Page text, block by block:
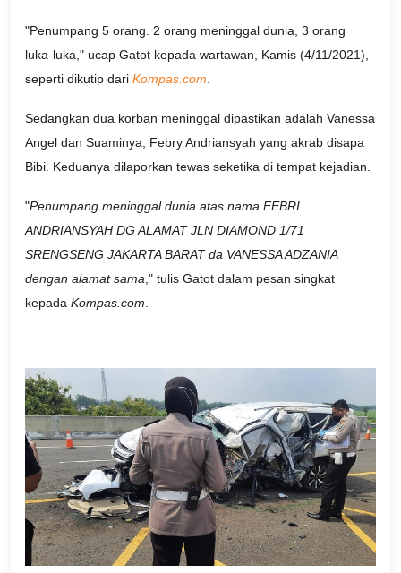
"Penumpang 5 orang. 2 orang meninggal dunia, 3 orang
luka-luka," ucap Gatot kepada wartawan, Kamis (4/11/2021),
seperti dikutip dari Kompas.com.
Sedangkan dua korban meninggal dipastikan adalah Vanessa
Angel dan Suaminya, Febry Andriansyah yang akrab disapa
Bibi. Keduanya dilaporkan tewas seketika di tempat kejadian.
"Penumpang meninggal dunia atas nama FEBRI
ANDRIANSYAH DG ALAMAT JLN DIAMOND 1/71
SRENGSENG JAKARTA BARAT da VANESSA ADZANIA
dengan alamat sama ," tulis Gatot dalam pesan singkat
kepada Kompas.com